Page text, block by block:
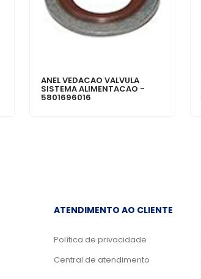
ANEL VEDACAO VALVULA
SISTEMA ALIMENTACAO -
5801696016
ATENDIMENTO AO CLIENTE
Política de privacidade
Central de atendimento